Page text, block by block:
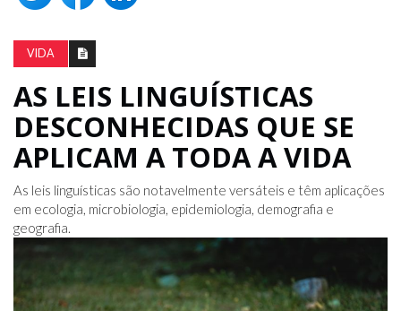
VIDA
AS LEIS LINGUÍSTICAS
DESCONHECIDAS QUE SE
APLICAM A TODA A VIDA
As leis linguísticas são notavelmente versáteis e têm aplicações
em ecologia, microbiologia, epidemiologia, demografia e
geografia.